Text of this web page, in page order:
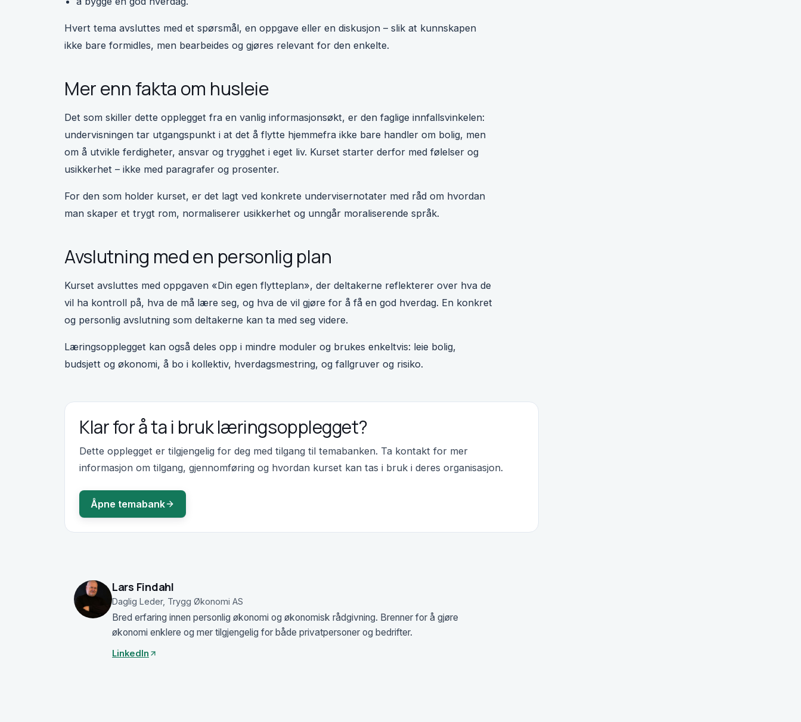
Hvert tema avsluttes med et spørsmål, en oppgave eller en diskusjon – slik at kunnskapen
ikke bare formidles, men bearbeides og gjøres relevant for den enkelte.
Mer enn fakta om husleie
Det som skiller dette opplegget fra en vanlig informasjonsøkt, er den faglige innfallsvinkelen:
undervisningen tar utgangspunkt i at det å flytte hjemmefra ikke bare handler om bolig, men
om å utvikle ferdigheter, ansvar og trygghet i eget liv. Kurset starter derfor med følelser og
usikkerhet – ikke med paragrafer og prosenter.
For den som holder kurset, er det lagt ved konkrete undervisernotater med råd om hvordan
man skaper et trygt rom, normaliserer usikkerhet og unngår moraliserende språk.
Avslutning med en personlig plan
Kurset avsluttes med oppgaven «Din egen flytteplan», der deltakerne reflekterer over hva de
vil ha kontroll på, hva de må lære seg, og hva de vil gjøre for å få en god hverdag. En konkret
og personlig avslutning som deltakerne kan ta med seg videre.
Læringsopplegget kan også deles opp i mindre moduler og brukes enkeltvis: leie bolig,
budsjett og økonomi, å bo i kollektiv, hverdagsmestring, og fallgruver og risiko.
Klar for å ta i bruk læringsopplegget?
Dette opplegget er tilgjengelig for deg med tilgang til temabanken. Ta kontakt for mer
informasjon om tilgang, gjennomføring og hvordan kurset kan tas i bruk i deres organisasjon.
Åpne temabank
Lars Findahl
Daglig Leder, Trygg Økonomi AS
Bred erfaring innen personlig økonomi og økonomisk rådgivning. Brenner for å gjøre
økonomi enklere og mer tilgjengelig for både privatpersoner og bedrifter.
LinkedIn